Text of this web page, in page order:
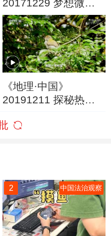
20171229 梦想微剧
场 小品小戏专场
（3）
《地理·中国》
20191211 探秘热带
2 中国法治观察